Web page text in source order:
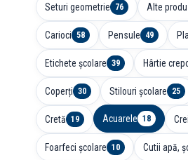
Seturi geometrie 76 Alte
Carioci 58 Pensule 49
Etichete școlare 39 Hârtie
Coperți 30 Stilouri școlare 25
Cretă 19 Acuarele 18
Foarfeci școlare 10 Cutii apă,